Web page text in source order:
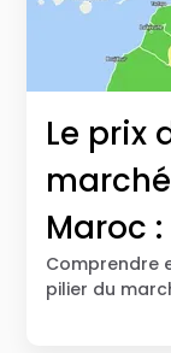
Le prix
Maroc
Comprendre
pilier du